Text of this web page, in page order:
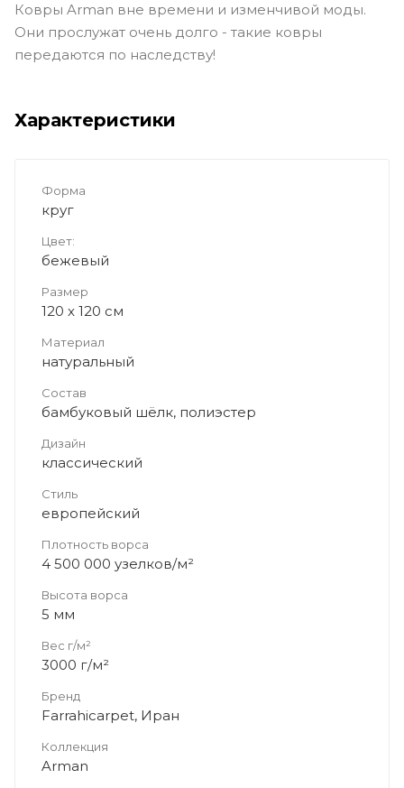
Ковры Arman вне времени и изменчивой моды.
Они прослужат очень долго - такие ковры
передаются по наследству!
Характеристики
Форма
круг
Цвет:
бежевый
Размер
120 x 120 см
Материал
натуральный
Состав
бамбуковый шёлк, полиэстер
Дизайн
классический
Стиль
европейский
Плотность ворса
4 500 000 узелков/м²
Высота ворса
5 мм
Вес г/м²
3000 г/м²
Бренд
Farrahicarpet, Иран
Коллекция
Arman